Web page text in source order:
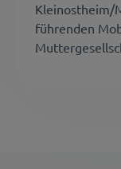
Kleinostheim/
führenden